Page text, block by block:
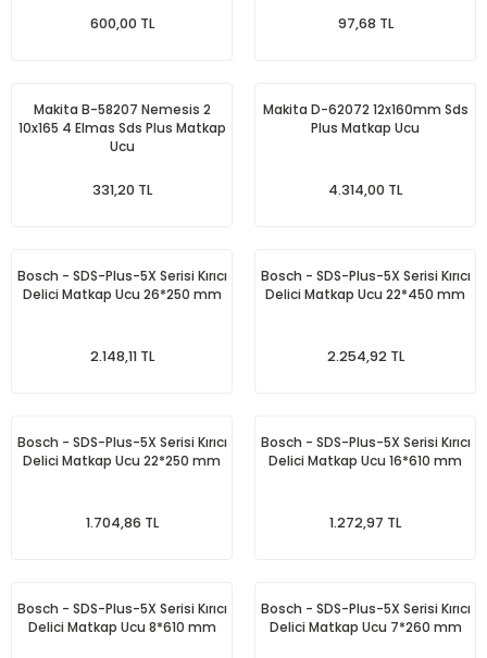
600,00 TL 97,68 TL
Makita B-58207 Nemesis 2
10x165 4 Elmas Sds Plus Matkap
Ucu
331,20 TL
Makita D-62072 12x160mm Sds
Plus Matkap Ucu
4.314,00 TL
Bosch - SDS-Plus-5X Serisi Kırıcı
Delici Matkap Ucu 26*250 mm
2.148,11 TL
Bosch - SDS-Plus-5X Serisi Kırıcı
Delici Matkap Ucu 22*450 mm
2.254,92 TL
Bosch - SDS-Plus-5X Serisi Kırıcı
Delici Matkap Ucu 22*250 mm
1.704,86 TL
Bosch - SDS-Plus-5X Serisi Kırıcı
Delici Matkap Ucu 16*610 mm
1.272,97 TL
Bosch - SDS-Plus-5X Serisi Kırıcı
Delici Matkap Ucu 8*610 mm
Bosch - SDS-Plus-5X Serisi Kırıcı
Delici Matkap Ucu 7*260 mm